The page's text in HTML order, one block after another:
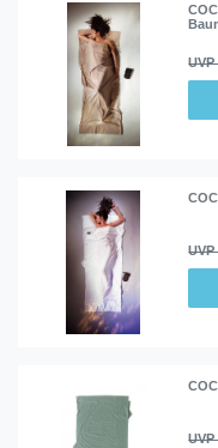
UVP
UVP
UVP